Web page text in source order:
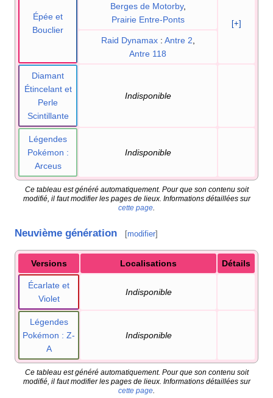
Épée et
Bouclier
Berges de Motorby,
Prairie Entre-Ponts
[+]
Raid Dynamax : Antre 2
Antre 118
Diamant
Étincelant et
Perle
Scintillante
Indisponible
Légendes
Pokémon :
Arceus
Indisponible
Ce tableau est généré automatiquement. Pour que son contenu soit
modifié, il faut modifier les pages de lieux. Informations détaillées sur
cette page
Neuvième génération [modifier]
Versions Localisations Détails
Écarlate et
Violet
Indisponible
Légendes
Pokémon : Z-
A
Indisponible
Ce tableau est généré automatiquement. Pour que son contenu soit
modifié, il faut modifier les pages de lieux. Informations détaillées sur
cette page